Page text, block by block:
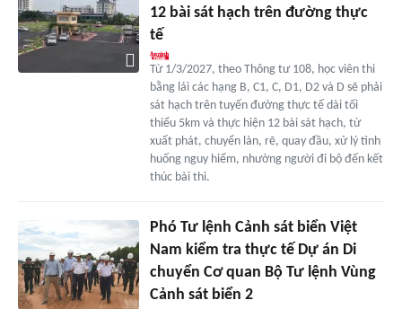
12 bài sát hạch trên đường thực
tế
Từ 1/3/2027, theo Thông tư 108, học viên thi
bằng lái các hạng B, C1, C, D1, D2 và D sẽ phải
sát hạch trên tuyến đường thực tế dài tối
thiểu 5km và thực hiện 12 bài sát hạch, từ
xuất phát, chuyển làn, rẽ, quay đầu, xử lý tình
huống nguy hiểm, nhường người đi bộ đến kết
thúc bài thi.
Phó Tư lệnh Cảnh sát biển Việt
Nam kiểm tra thực tế Dự án Di
chuyển Cơ quan Bộ Tư lệnh Vùng
Cảnh sát biển 2